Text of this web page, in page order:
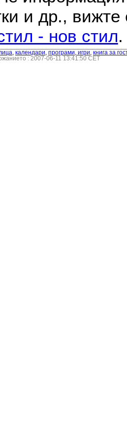
и др.,
- нов стил.
календари програми, игри книга за
: 2007-06-11 13:41:50 CET